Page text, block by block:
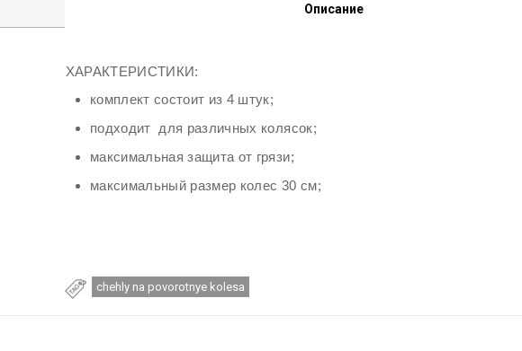
Описание
ХАРАКТЕРИСТИКИ:
комплект состоит из 4 штук;
подходит для различных колясок;
максимальная защита от грязи;
максимальный размер колес 30 см;
chehly na povorotnye kolesa